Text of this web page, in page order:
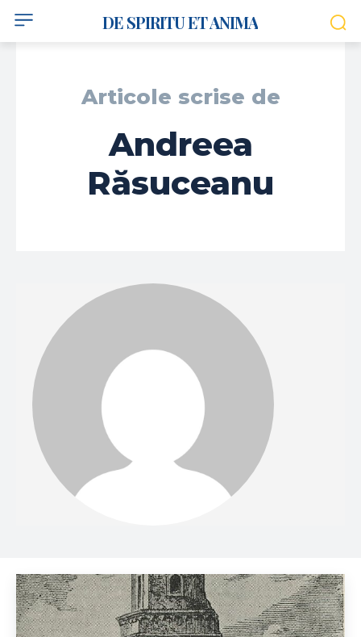
DE SPIRITU ET ANIMA
Articole scrise de
Andreea
Răsuceanu